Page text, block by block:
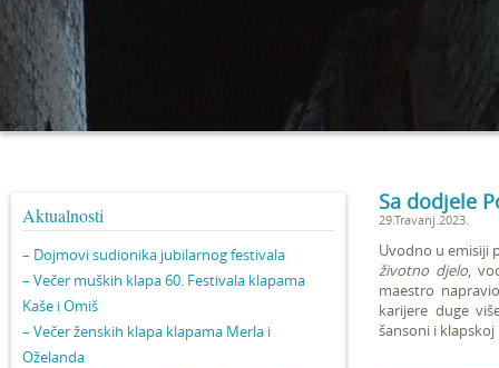
Aktualnosti
– Dojmovi sudionika jubilarnog festivala
– Večer muških klapa 60. Festivala klapama
Kaše i Omiš
– Večer ženskih klapa klapama Merla i
Oželanda
Sa dodjele
29.Travanj.2023.
Uvodno u emisiji
životno djelo,
maestro
karijere duge
šansoni i klapskoj